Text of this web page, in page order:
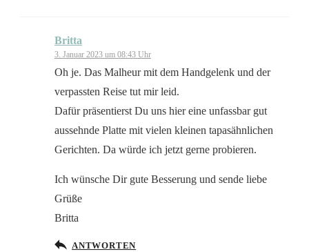
Britta
3. Januar 2023 um 08:43 Uhr
Oh je. Das Malheur mit dem Handgelenk und der
verpassten Reise tut mir leid.
Dafür präsentierst Du uns hier eine unfassbar gut
aussehnde Platte mit vielen kleinen tapasähnlichen
Gerichten. Da würde ich jetzt gerne probieren.
Ich wünsche Dir gute Besserung und sende liebe
Grüße
Britta
ANTWORTEN